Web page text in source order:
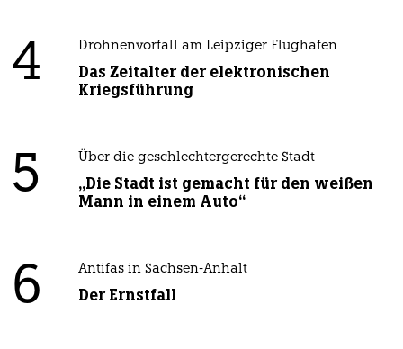
4 Drohnenvorfall am Leipziger Flughafen
Das Zeitalter der elektronischen
Kriegsführung
5 Über die geschlechtergerechte Stadt
„Die Stadt ist gemacht für den weißen
Mann in einem Auto“
6 Antifas in Sachsen-Anhalt
Der Ernstfall